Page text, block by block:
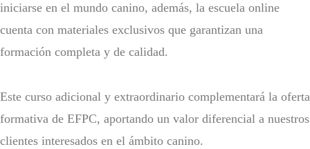
iniciarse en el mundo canino, además, la escuela online
cuenta con materiales exclusivos que garantizan una
formación completa y de calidad.
Este curso adicional y extraordinario complementará la oferta
formativa de EFPC, aportando un valor diferencial a nuestros
clientes interesados en el ámbito canino.